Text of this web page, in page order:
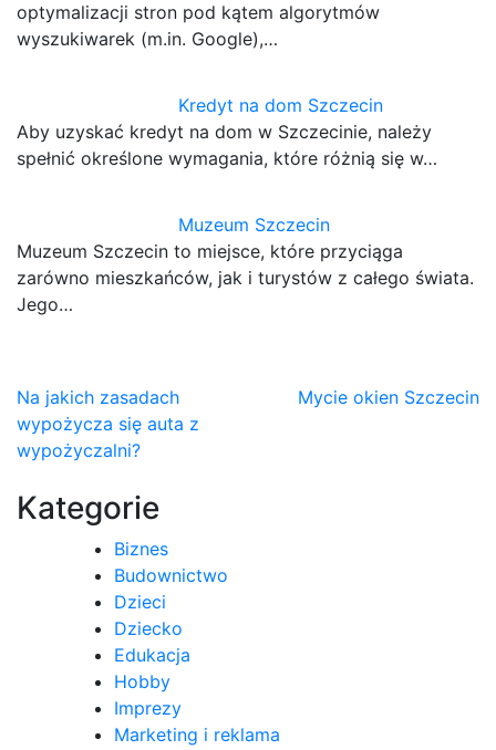
optymalizacji stron pod kątem algorytmów
wyszukiwarek (m.in. Google),…
Kredyt na dom Szczecin
Aby uzyskać kredyt na dom w Szczecinie, należy
spełnić określone wymagania, które różnią się w…
Muzeum Szczecin
Muzeum Szczecin to miejsce, które przyciąga
zarówno mieszkańców, jak i turystów z całego świata.
Jego…
Nawigacja
wpisu
Na jakich zasadach
wypożycza się auta z
wypożyczalni?
Mycie okien Szczecin
Kategorie
Biznes
Budownictwo
Dzieci
Dziecko
Edukacja
Hobby
Imprezy
Marketing i reklama